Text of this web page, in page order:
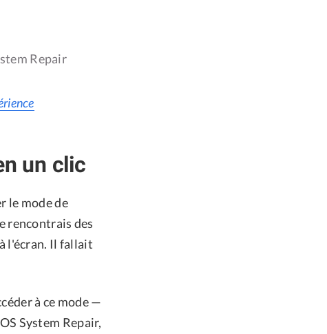
Repair
un clic
le mode de
rencontrais des
l'écran. Il fallait
à ce mode —
System Repair,